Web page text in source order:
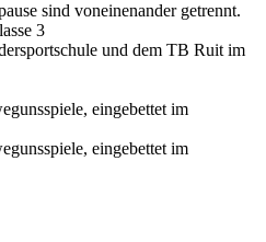
sind voneinenander getrennt.
3
und dem TB Ruit im
eingebettet im
eingebettet im